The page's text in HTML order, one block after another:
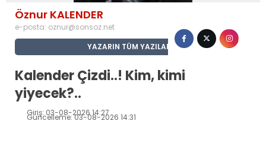
Öznur KALENDER
e-posta: oznur@sonsoz.net
YAZARIN TÜM YAZILARI
Kalender Çizdi..! Kim, kimi
yiyecek?..
Giriş: 03-08-2026 14:27
Güncelleme: 03-08-2026 14:31